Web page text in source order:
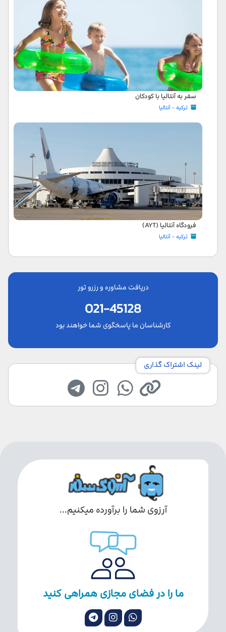
سفر به آنتالیا با کودکان
ترکیه - آنتالیا
فرودگاه آنتالیا (AYT)
ترکیه - آنتالیا
دریافت مشاوره و رزرو تور
021-45128
کارشناسان ما پاسخگوی شما خواهند بود
لینک اشتراک گذاری
آرزوی شما را برآورده میکنیم...
ما را در فضای مجازی همراهی کنید